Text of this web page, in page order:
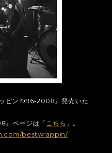
ピン1996-2008』発売いた
』ページは「 こちら 」。
bestwrappin/